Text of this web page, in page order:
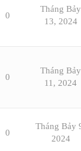
0
Tháng Bảy
13, 2024
0
Tháng Bảy
11, 2024
0
Tháng Bảy
2024